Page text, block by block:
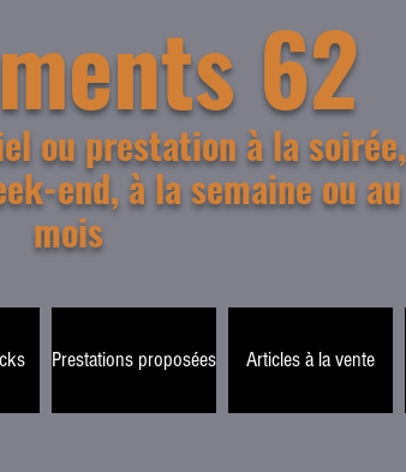
62
ou prestation à la soirée,
end, à la semaine ou au
mois
Prestations proposées Articles à la vente